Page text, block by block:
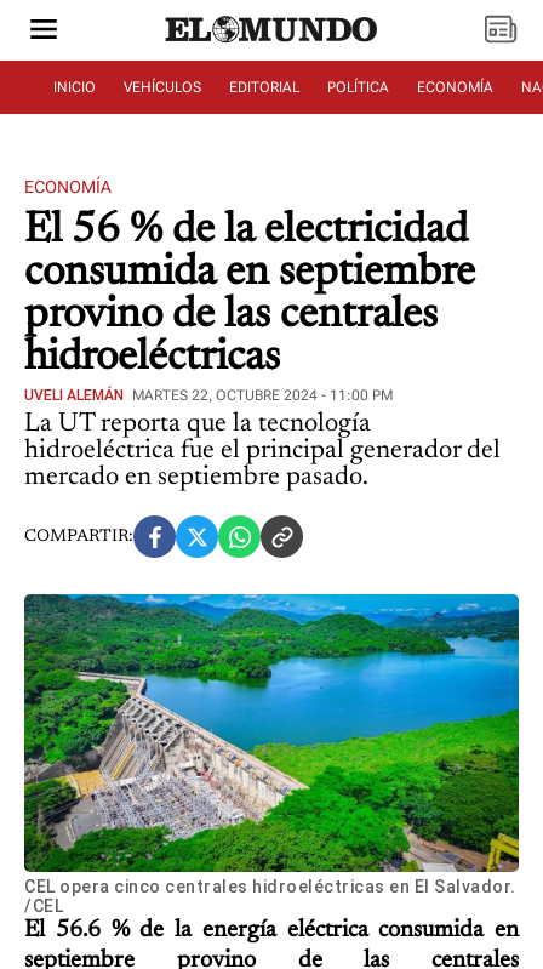
INICIO VEHÍCULOS EDITORIAL POLÍTICA ECONOMÍA
ECONOMÍA
El 56 % de la electricidad
consumida en septiembre
provino de las centrales
hidroeléctricas
UVELI ALEMÁN MARTES 22, OCTUBRE 2024 - 11:00 PM
La UT reporta que la tecnología
hidroeléctrica fue el principal generador del
mercado en septiembre pasado.
COMPARTIR:
CEL opera cinco centrales hidroeléctricas en El Salvador.
/CEL
El 56.6 % de la energía eléctrica consumida en
septiembre provino de las centrales